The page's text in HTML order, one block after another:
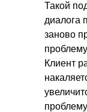
Такой
диалога
заново
Клиент